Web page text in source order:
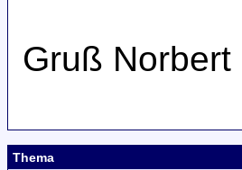
Gruß Norbert
Thema